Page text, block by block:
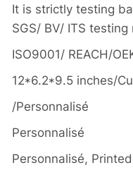
It is strictly testing
SGS/ BV/ ITS
ISO9001/ REACH/
12*6.2*9.5 inches/
/Personnalisé
Personnalisé
Personnalisé,